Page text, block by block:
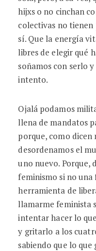
hijxs o no cinchan
colectivas no tienen
sí. Que la energía
libres de elegir qué
soñamos con serlo
intento.
Ojalá podamos
llena de mandatos
porque, como dicen
desordenamos el
uno nuevo. Porque,
feminismo si no
herramienta de
llamarme feminista
intentar hacer lo
y gritarlo a los
sabiendo que lo